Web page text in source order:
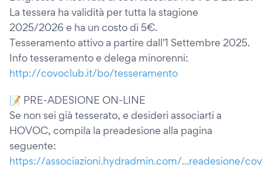
La tessera ha validità per tutta la stagione
2025/2026 e ha un costo di 5€.
Tesseramento attivo a partire dall'1 Settembre 2025.
Info tesseramento e delega minorenni:
http://covoclub.it/bo/tesseramento
📝 PRE-ADESIONE ON-LINE
Se non sei già tesserato, e desideri associarti a
HOVOC, compila la preadesione alla pagina
seguente:
https://associazioni.hydradmin.com/...readesione/